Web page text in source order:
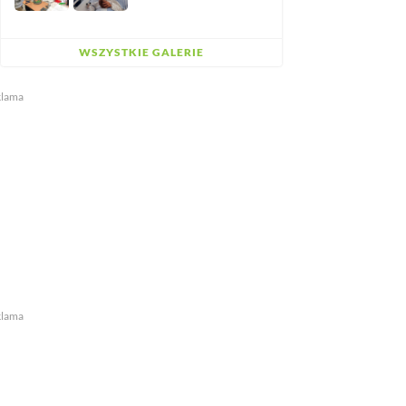
WSZYSTKIE GALERIE